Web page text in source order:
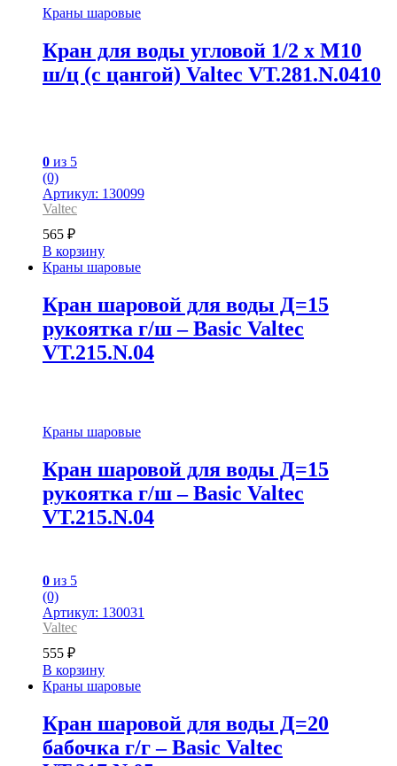
Краны шаровые
Кран для воды угловой 1/2 x М10
ш/ц (с цангой) Valtec VT.281.N.0410
0 из 5
(0)
Артикул: 130099
Valtec
565 ₽
В корзину
Краны шаровые
Кран шаровой для воды Д=15
рукоятка г/ш – Basic Valtec
VT.215.N.04
Краны шаровые
Кран шаровой для воды Д=15
рукоятка г/ш – Basic Valtec
VT.215.N.04
0 из 5
(0)
Артикул: 130031
Valtec
555 ₽
В корзину
Краны шаровые
Кран шаровой для воды Д=20
бабочка г/г – Basic Valtec